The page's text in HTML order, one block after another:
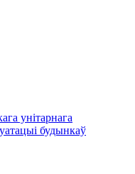
унітарнага
будынкаў